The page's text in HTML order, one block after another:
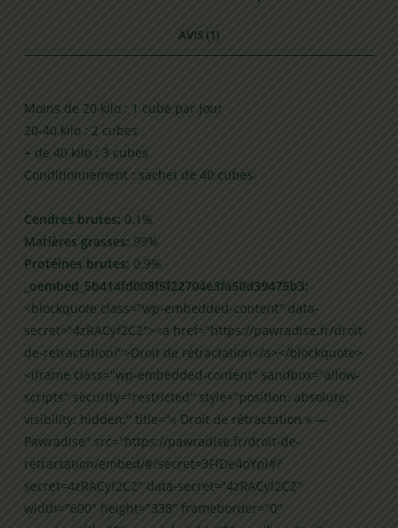
AVIS (1)
Moins de 20 kilo : 1 cube par jour
20-40 kilo : 2 cubes
+ de 40 kilo : 3 cubes
Conditionnement : sachet de 40 cubes
Cendres brutes: 0.1%
Matières grasses: 99%
Protéines brutes: 0.9%
_oembed_5b414fd008f5f22704e3fa50d39475b3:
<blockquote class="wp-embedded-content" data-
secret="4zRACyf2C2"><a href="https://pawradise.fr/droit-
de-retractation/">Droit de rétractation</a></blockquote>
<iframe class="wp-embedded-content" sandbox="allow-
scripts" security="restricted" style="position: absolute;
visibility: hidden;" title="« Droit de rétractation » —
Pawradise" src="https://pawradise.fr/droit-de-
retractation/embed/#?secret=3FfDe4oYpl#?
secret=4zRACyf2C2" data-secret="4zRACyf2C2"
width="600" height="338" frameborder="0"